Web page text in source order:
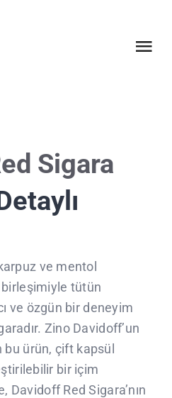
Sigara
ve mentol
birleşimiyle tütün
ve özgün bir deneyim
Zino Davidoff’un
bu ürün, çift kapsül
bir içim
Davidoff Red Sigara’nın